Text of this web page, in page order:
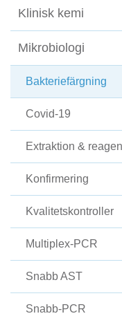
Klinisk kemi
Mikrobiologi
Bakteriefärgning
Covid-19
Extraktion &
Konfirmering
Kvalitetskontroller
Multiplex-PCR
Snabb AST
Snabb-PCR